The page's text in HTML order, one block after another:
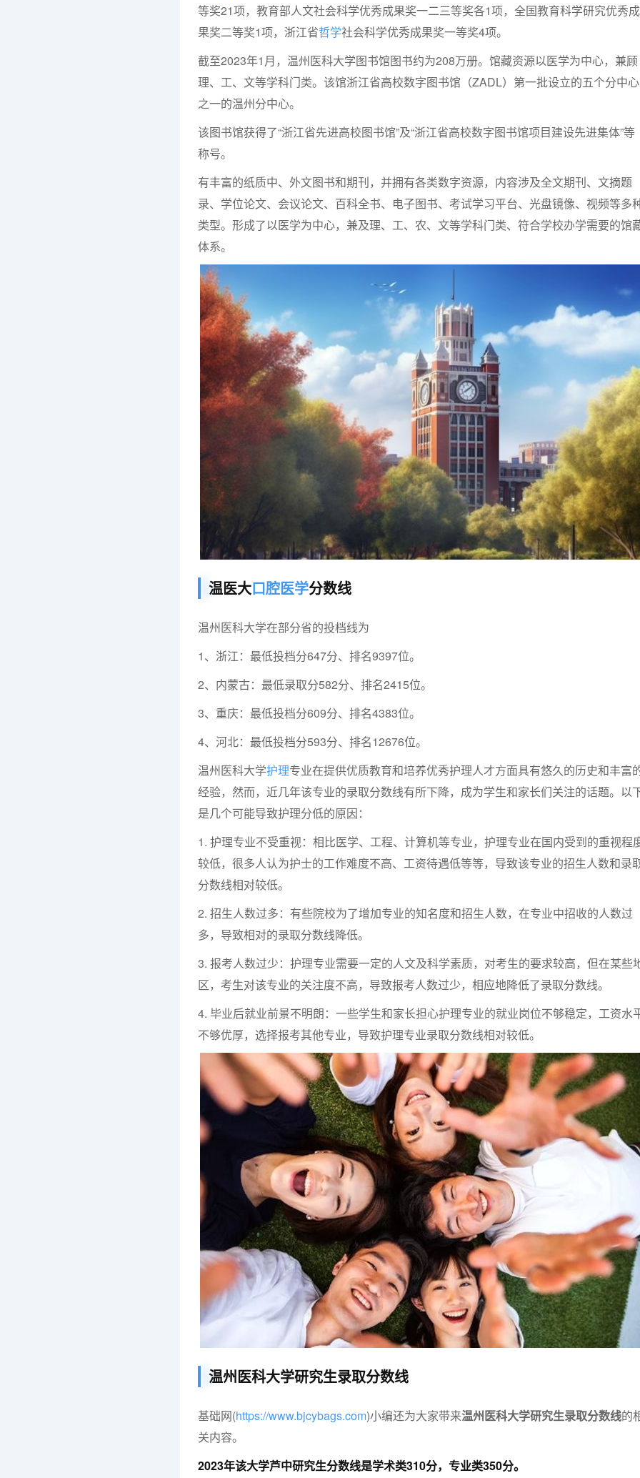
等奖21项，教育部人文社会科学优秀成果奖一二三等奖各1项，全国教育科学研究优秀成
果奖二等奖1项，浙江省哲学社会科学优秀成果奖一等奖4项。
截至2023年1月，温州医科大学图书馆图书约为208万册。馆藏资源以医学为中心，兼顾
理、工、文等学科门类。该馆浙江省高校数字图书馆（ZADL）第一批设立的五个分中心
之一的温州分中心。
该图书馆获得了“浙江省先进高校图书馆”及“浙江省高校数字图书馆项目建设先进集体”等
称号。
有丰富的纸质中、外文图书和期刊，并拥有各类数字资源，内容涉及全文期刊、文摘题
录、学位论文、会议论文、百科全书、电子图书、考试学习平台、光盘镜像、视频等多
类型。形成了以医学为中心，兼及理、工、农、文等学科门类、符合学校办学需要的馆
体系。
温医大口腔医学分数线
温州医科大学在部分省的投档线为
1、浙江：最低投档分647分、排名9397位。
2、内蒙古：最低录取分582分、排名2415位。
3、重庆：最低投档分609分、排名4383位。
4、河北：最低投档分593分、排名12676位。
温州医科大学护理专业在提供优质教育和培养优秀护理人才方面具有悠久的历史和丰富
经验，然而，近几年该专业的录取分数线有所下降，成为学生和家长们关注的话题。以
是几个可能导致护理分低的原因：
1. 护理专业不受重视：相比医学、工程、计算机等专业，护理专业在国内受到的重视程
较低，很多人认为护士的工作难度不高、工资待遇低等等，导致该专业的招生人数和录
分数线相对较低。
2. 招生人数过多：有些院校为了增加专业的知名度和招生人数，在专业中招收的人数过
多，导致相对的录取分数线降低。
3. 报考人数过少：护理专业需要一定的人文及科学素质，对考生的要求较高，但在某些
区，考生对该专业的关注度不高，导致报考人数过少，相应地降低了录取分数线。
4. 毕业后就业前景不明朗：一些学生和家长担心护理专业的就业岗位不够稳定，工资水
不够优厚，选择报考其他专业，导致护理专业录取分数线相对较低。
温州医科大学研究生录取分数线
基础网(https://www.bjcybags.com)小编还为大家带来温州医科大学研究生录取分数线的
关内容。
2023年该大学芦中研究生分数线是学术类310分，专业类350分。